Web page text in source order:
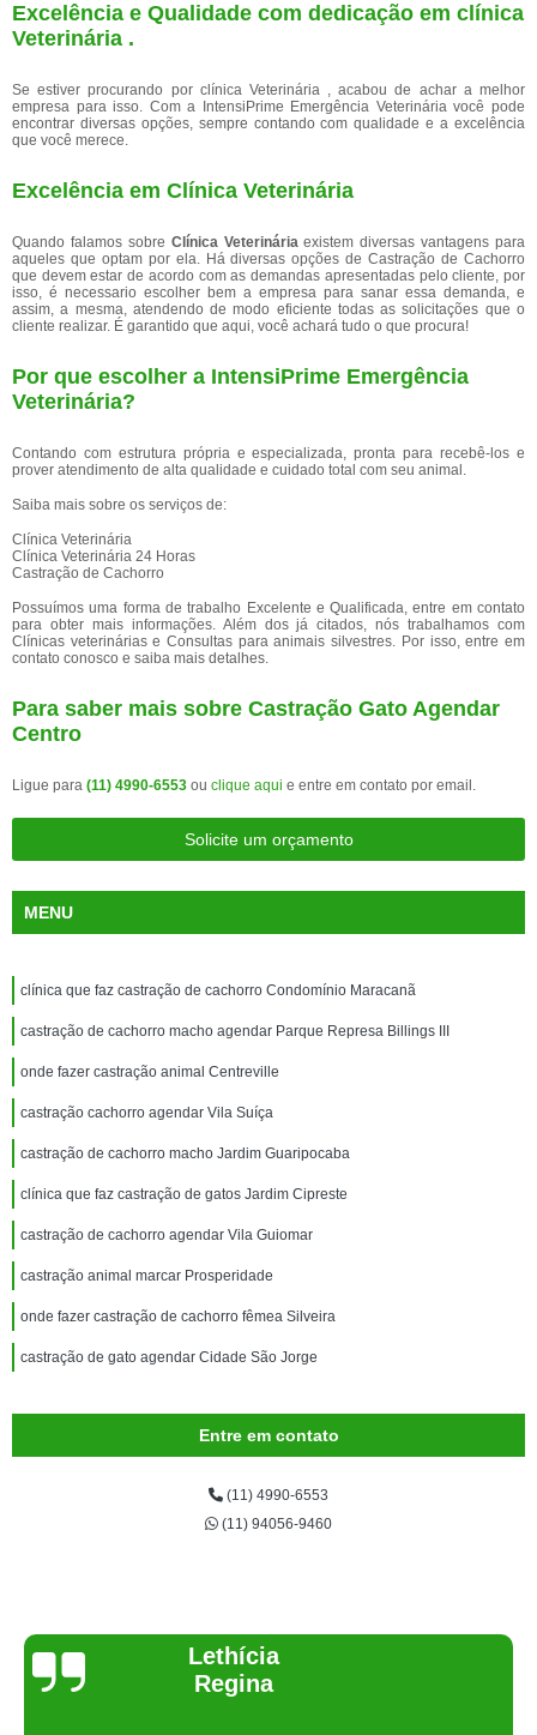
Excelência e Qualidade com dedicação em clínica
Veterinária .
Se estiver procurando por clínica Veterinária , acabou de achar a melhor
empresa para isso. Com a IntensiPrime Emergência Veterinária você pode
encontrar diversas opções, sempre contando com qualidade e a excelência
que você merece.
Excelência em Clínica Veterinária
Quando falamos sobre Clínica Veterináriaexistem diversas vantagens para
aqueles que optam por ela. Há diversas opções de Castração de Cachorro
que devem estar de acordo com as demandas apresentadas pelo cliente, por
isso, é necessario escolher bem a empresa para sanar essa demanda, e
assim, a mesma, atendendo de modo eficiente todas as solicitações que o
cliente realizar. É garantido que aqui, você achará tudo o que procura!
Por que escolher a IntensiPrime Emergência
Veterinária?
Contando com estrutura própria e especializada, pronta para recebê-los e
prover atendimento de alta qualidade e cuidado total com seu animal.
Saiba mais sobre os serviços de:
Clínica Veterinária
Clínica Veterinária 24 Horas
Castração de Cachorro
Possuímos uma forma de trabalho Excelente e Qualificada, entre em contato
para obter mais informações. Além dos já citados, nós trabalhamos com
Clínicas veterinárias e Consultas para animais silvestres. Por isso, entre em
contato conosco e saiba mais detalhes.
Para saber mais sobre Castração Gato Agendar
Centro
Ligue para (11) 4990-6553 ou clique aqui e entre em contato por email.
Solicite um orçamento
MENU
clínica que faz castração de cachorro Condomínio Maracanã
castração de cachorro macho agendar Parque Represa Billings III
onde fazer castração animal Centreville
castração cachorro agendar Vila Suíça
castração de cachorro macho Jardim Guaripocaba
clínica que faz castração de gatos Jardim Cipreste
castração de cachorro agendar Vila Guiomar
castração animal marcar Prosperidade
onde fazer castração de cachorro fêmea Silveira
castração de gato agendar Cidade São Jorge
Entre em contato
(11) 4990-6553
(11) 94056-9460
Joelma Lilian